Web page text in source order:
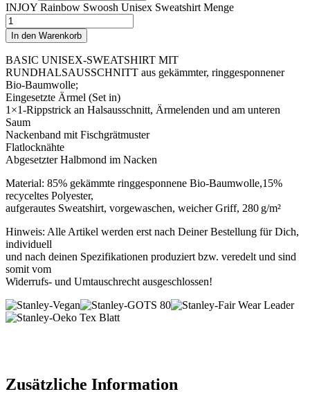
INJOY Rainbow Swoosh Unisex Sweatshirt Menge
In den Warenkorb
BASIC UNISEX-SWEATSHIRT MIT
RUNDHALSAUSSCHNITT aus gekämmter, ringgesponnener
Bio-Baumwolle;
Eingesetzte Ärmel (Set in)
1×1-Rippstrick an Halsausschnitt, Ärmelenden und am unteren
Saum
Nackenband mit Fischgrätmuster
Flatlocknähte
Abgesetzter Halbmond im Nacken
Material: 85% gekämmte ringgesponnene Bio-Baumwolle,15%
recyceltes Polyester,
aufgerautes Sweatshirt, vorgewaschen, weicher Griff, 280 g/m²
Hinweis: Alle Artikel werden erst nach Deiner Bestellung für Dich,
individuell
und nach deinen Spezifikationen produziert bzw. veredelt und sind
somit vom
Widerrufs- und Umtauschrecht ausgeschlossen!
Zusätzliche Information